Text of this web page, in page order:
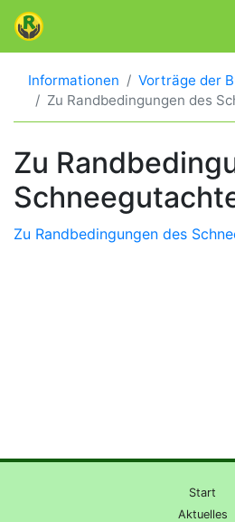
Informationen
Vorträge der
Zu Randbedingungen des
Zu
Zu Randbedingungen des
Start
Aktuelles